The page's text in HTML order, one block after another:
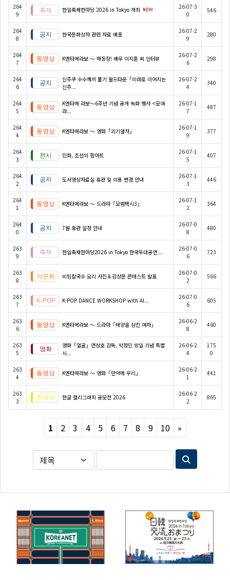
264
9
한일축제한마당 2026 in Tokyo 개최
26-07-3
0
546
264
8
한국문화상자 관련 자료 배포
26-07-2
9
280
264
7
K엔타메라보 ～ 재등장! 배우 이지훈 씨 인터뷰
26-07-2
6
298
264
6
신주쿠 수수께끼 풀기 월드타운「미래로 이어지는
신주...
26-07-2
4
340
264
5
K엔타메 라보～6주년 기념 공개 녹화 행사 <모여
라...
26-07-1
7
487
264
4
K엔타메라보 ～ 영화「괴기열차」
26-07-1
9
377
264
3
민화, 조선의 팝아트
26-07-1
5
407
264
2
도서영상자료실 휴관 및 이용 변경 안내
26-07-1
3
446
264
1
K엔타메라보 ～ 드라마「모범택시3」
26-07-1
2
364
264
0
7월 휴관 일정 안내
26-07-0
8
480
263
9
한일축제한마당2026 in Tokyo 한국무대공연 ...
26-07-0
6
723
263
8
비빔칼국수 요리 사진＆감상문 콘테스트 발표
26-07-0
2
566
263
7
K-POP DANCE WORKSHOP with AI...
26-07-0
6
605
263
6
K엔타메라보 ～ 드라마「태양을 삼킨 여자」
26-06-2
8
460
263
5
영화「얼굴」연상호 감독, 박정민 방일 기념 특별
시...
26-06-2
4
175
0
263
4
K엔타메라보 ～ 영화「만약에 우리」
26-06-2
1
441
263
3
한글 캘리그래피 공모전 2026
26-06-2
2
865
1 2 3 4 5 6 7 8 9 10 »